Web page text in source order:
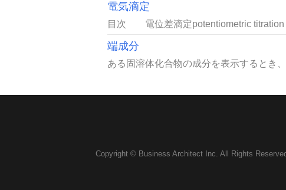
電気滴定
目次 電位差滴定potentiometric
端成分
ある固溶体化合物の成分を表示するとき
Copyright © Business Architect Inc. All Rights